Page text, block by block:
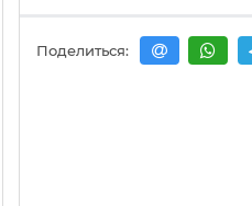
Поделиться: